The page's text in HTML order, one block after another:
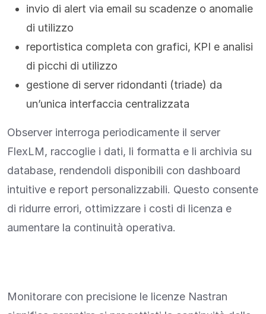
invio di alert via email su scadenze o anomalie
di utilizzo
reportistica completa con grafici, KPI e analisi
di picchi di utilizzo
gestione di server ridondanti (triade) da
un’unica interfaccia centralizzata
Observer interroga periodicamente il server
FlexLM, raccoglie i dati, li formatta e li archivia su
database, rendendoli disponibili con dashboard
intuitive e report personalizzabili. Questo consente
di ridurre errori, ottimizzare i costi di licenza e
aumentare la continuità operativa.
Monitorare con precisione le licenze Nastran